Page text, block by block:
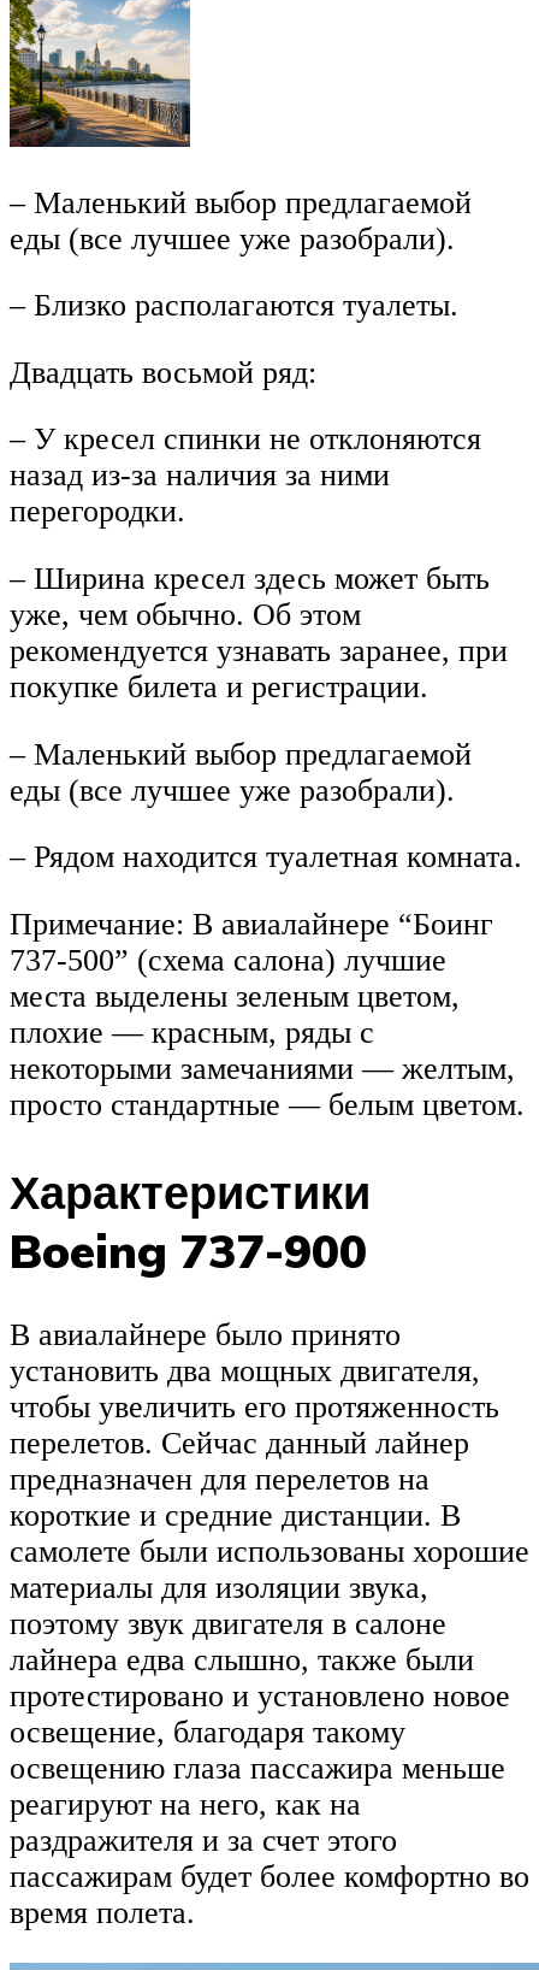
– Маленький выбор предлагаемой
еды (все лучшее уже разобрали).
– Близко располагаются туалеты.
Двадцать восьмой ряд:
– У кресел спинки не отклоняются
назад из-за наличия за ними
перегородки.
– Ширина кресел здесь может быть
уже, чем обычно. Об этом
рекомендуется узнавать заранее, при
покупке билета и регистрации.
– Маленький выбор предлагаемой
еды (все лучшее уже разобрали).
– Рядом находится туалетная комната.
Примечание: В авиалайнере “Боинг
737-500” (схема салона) лучшие
места выделены зеленым цветом,
плохие — красным, ряды с
некоторыми замечаниями — желтым,
просто стандартные — белым цветом.
Характеристики
Boeing 737-900
В авиалайнере было принято
установить два мощных двигателя,
чтобы увеличить его протяженность
перелетов. Сейчас данный лайнер
предназначен для перелетов на
короткие и средние дистанции. В
самолете были использованы хорошие
материалы для изоляции звука,
поэтому звук двигателя в салоне
лайнера едва слышно, также были
протестировано и установлено новое
освещение, благодаря такому
освещению глаза пассажира меньше
реагируют на него, как на
раздражителя и за счет этого
пассажирам будет более комфортно во
время полета.